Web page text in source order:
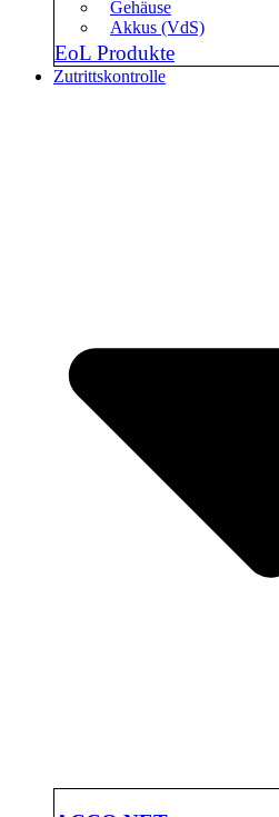
Gehäuse
Akkus (VdS)
EoL Produkte
Zutrittskontrolle